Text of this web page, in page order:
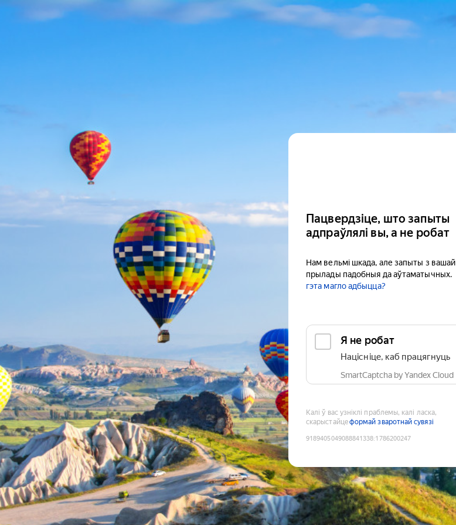
Пацвердзіце, што запыты
адпраўлялі вы, а не робат
Нам вельмі шкада, але запыты з вашай
прылады падобныя да аўтаматычных.
гэта магло адбыцца?
Я не робат
Націсніце, каб працягнуць
SmartCaptcha by Yandex Cloud
Калі ў вас узніклі праблемы, калі ласка,
скарыстайцеформай зваротнай сувязі
9189405049088841338:1786200247